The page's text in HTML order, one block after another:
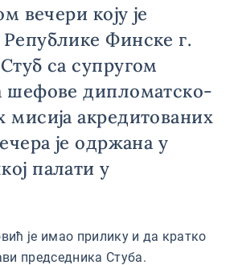
вечери коју је
Финске г.
са супругом
шефове дипломатско-
мисија акредитованих
је одржана у
палати у
је имао прилику и да кратко
председника Стуба.